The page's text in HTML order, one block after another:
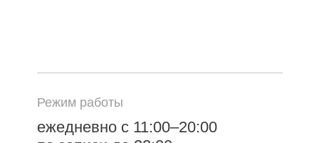
Режим работы
ежедневно с 11:00–20:00